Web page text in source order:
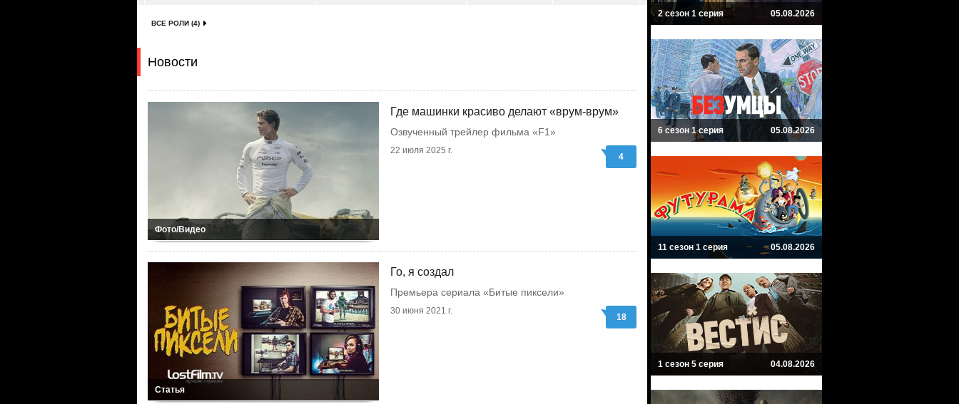
ВСЕ РОЛИ (4)
Новости
Фото/Видео
Где машинки красиво делают «врум-врум»
Озвученный трейлер фильма «F1»
22 июля 2025 г.
4
Статья
Го, я создал
Премьера сериала «Битые пиксели»
30 июня 2021 г.
18
2 сезон 1 серия 05.08.2026
6 сезон 1 серия 05.08.2026
11 сезон 1 серия 05.08.2026
1 сезон 5 серия 04.08.2026